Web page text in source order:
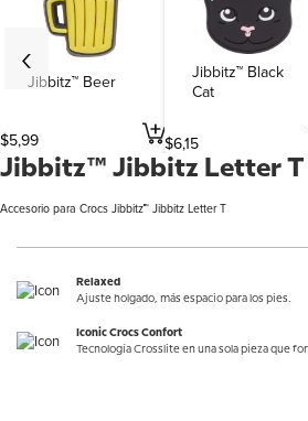
Jibbitz™ Beer
$5,99
Jibbitz™ Black
Cat
$6,15
Jibbitz™ Jibbitz Letter T
Accesorio para Crocs Jibbitz™ Jibbitz Letter T
Relaxed
Ajuste holgado, más espacio para los pies.
Iconic Crocs Confort
Tecnología Crosslite en una sola pieza que